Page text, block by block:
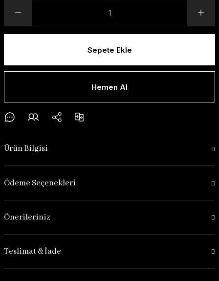
Sepete Ekle
Hemen Al
Ürün Bilgisi
Ödeme Seçenekleri
Önerileriniz
Teslimat & İade